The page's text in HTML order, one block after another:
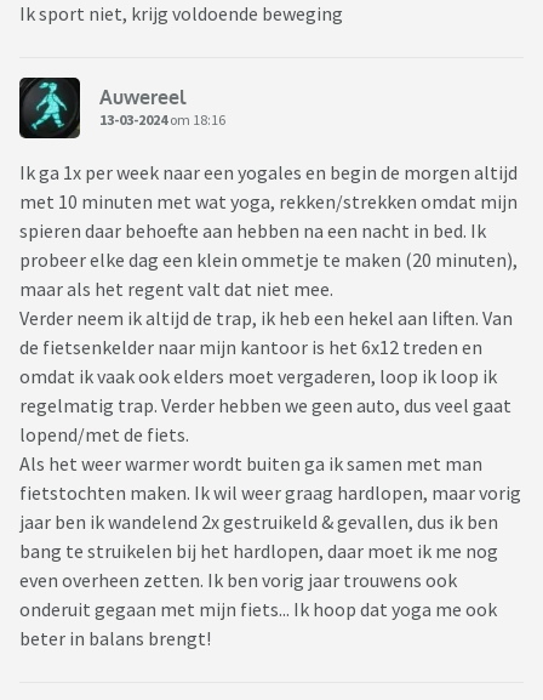
Ik sport niet, krijg voldoende beweging
Auwereel
13-03-2024om 18:16
Ik ga 1x per week naar een yogales en begin de morgen altijd
met 10 minuten met wat yoga, rekken/strekken omdat mijn
spieren daar behoefte aan hebben na een nacht in bed. Ik
probeer elke dag een klein ommetje te maken (20 minuten),
maar als het regent valt dat niet mee.
Verder neem ik altijd de trap, ik heb een hekel aan liften. Van
de fietsenkelder naar mijn kantoor is het 6x12 treden en
omdat ik vaak ook elders moet vergaderen, loop ik loop ik
regelmatig trap. Verder hebben we geen auto, dus veel gaat
lopend/met de fiets.
Als het weer warmer wordt buiten ga ik samen met man
fietstochten maken. Ik wil weer graag hardlopen, maar vorig
jaar ben ik wandelend 2x gestruikeld & gevallen, dus ik ben
bang te struikelen bij het hardlopen, daar moet ik me nog
even overheen zetten. Ik ben vorig jaar trouwens ook
onderuit gegaan met mijn fiets... Ik hoop dat yoga me ook
beter in balans brengt!